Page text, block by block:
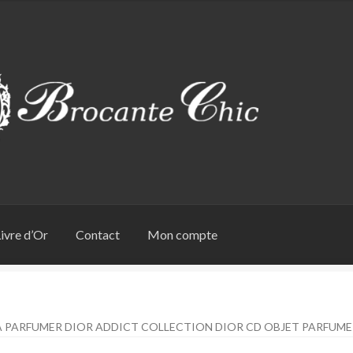
d’Or Contact Mon compte
PARFUMER DIOR ADDICT COLLECTION DIOR CD OBJET